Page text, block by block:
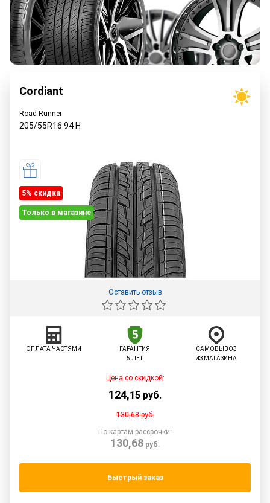
Cordiant
Road Runner
205/55R16 94H
5% cкидка
Только в магазине
Оставить отзыв
ОПЛАТА ЧАСТЯМИ
ГАРАНТИЯ
5 ЛЕТ
САМОВЫВОЗ
ИЗ МАГАЗИНА
Цена со скидкой:
124,15 руб.
130,68руб.
По картам рассрочки:
130,68руб.
Быстрый заказ